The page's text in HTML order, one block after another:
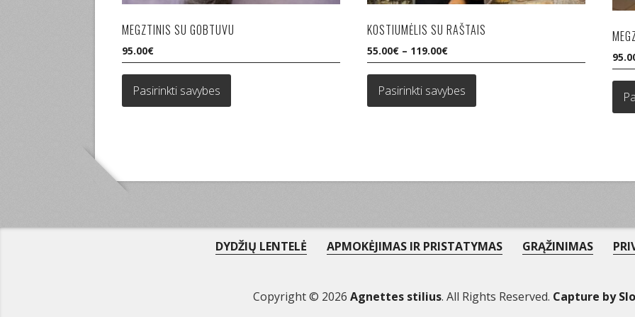
MEGZTINIS SU GOBTUVU
95.00€
Pasirinkti savybes
may
on
the
product
KOSTIUMĖLIS SU RAŠTAIS
55.00€– 119.00€
Pasirinkti savybes
may
on
the
product
DYDŽIŲ LENTELĖ APMOKĖJIMAS IR PRISTATYMAS GRĄŽINIMAS
Copyright © 2026 Agnettes stilius. All Rights Reserved. Capture by